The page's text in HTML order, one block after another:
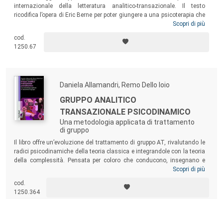
internazionale della letteratura analitico-transazionale. Il testo
ricodifica l’opera di Eric Berne per poter giungere a una psicoterapia che
riproponga nel lavoro individuale lo stesso spirito improntato
internazionale Eric Berne Memorial Award 2003 proprio per le scoperte
relative a un’analisi transazionale psicodinamica utilizzata nel setting
Scopri di più
cod.
1250.67
Daniela Allamandri, Remo Dello Ioio
GRUPPO ANALITICO
TRANSAZIONALE PSICODINAMICO
Una metodologia applicata di trattamento
di gruppo
Il libro offre un’evoluzione del trattamento di gruppo AT, rivalutando le
radici psicodinamiche della teoria classica e integrandole con la teoria
della complessità. Pensata per coloro che conducono, insegnano e
supervisionano il trattamento di gruppo analitico transazionale e per
colleghe di altri orientamenti che ricercano contenuti, spunti
metodologici ed esemplificazioni utili alla loro formazione e al loro
Scopri di più
cod.
1250.364